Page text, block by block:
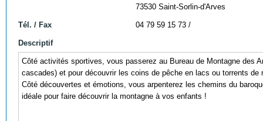
73530 Saint-Sorlin-d'Arves
Tél. / Fax 04 79 59 15 73 /
Descriptif
Côté activités sportives, vous passerez au Bureau de Montagne des
cascades) et pour découvrir les coins de pêche en lacs ou torrents
Côté découvertes et émotions, vous arpenterez les chemins du
idéale pour faire découvrir la montagne à vos enfants !